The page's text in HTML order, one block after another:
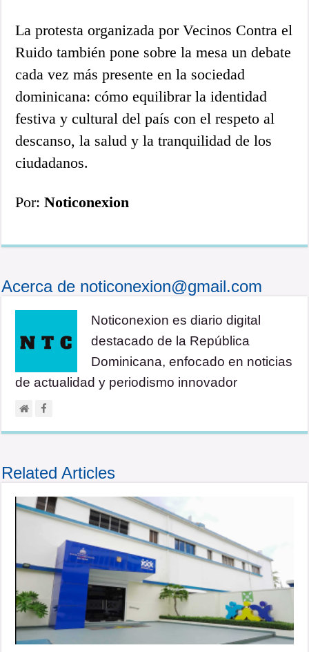
La protesta organizada por Vecinos Contra el
Ruido también pone sobre la mesa un debate
cada vez más presente en la sociedad
dominicana: cómo equilibrar la identidad
festiva y cultural del país con el respeto al
descanso, la salud y la tranquilidad de los
ciudadanos.
Por:Noticonexion
Acerca de noticonexion@gmail.com
Noticonexion es diario digital
destacado de la República
Dominicana, enfocado en noticias
de actualidad y periodismo innovador
Related Articles